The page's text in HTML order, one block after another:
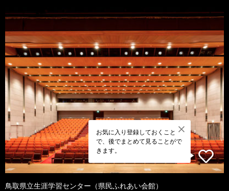
お気に入り登録しておくこと
で、後でまとめて見ることがで
きます。
鳥取県立生涯学習センター（県民ふれあい会館）